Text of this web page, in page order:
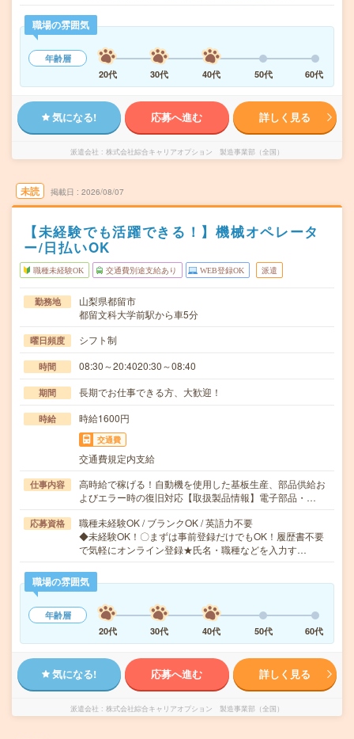
職場の雰囲気
年齢層
20代
30代 40代 50代 60代
気になる! 応募へ進む 詳しく見る
派遣会社 株式会社綜合キャリアオプション 製造事業部（全国）
未読 掲載日 2026/08/07
【未経験でも活躍できる！】機械オペレータ
ー/日払いOK
職種未経験OK 交通費別途支給あり WEB登録OK 派遣
勤務地
山梨県都留市
都留文科大学前駅から車5分
曜日頻度 シフト制
時間 08:30～20:4020:30～08:40
期間 長期でお仕事できる方、大歓迎！
時給 時給1600円
交通費
交通費規定内支給
仕事内容
高時給で稼げる！自動機を使用した基板生産、部品供給お
よびエラー時の復旧対応【取扱製品情報】電子部品・…
応募資格
職種未経験OK / ブランクOK / 英語力不要
◆未経験OK！〇まずは事前登録だけでもOK！履歴書不要
で気軽にオンライン登録★氏名・職種などを入力す…
職場の雰囲気
年齢層
20代
30代 40代 50代 60代
気になる! 応募へ進む 詳しく見る
派遣会社 株式会社綜合キャリアオプション 製造事業部（全国）